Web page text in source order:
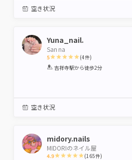
空き状況
Yuna_nail.
San na
5
1 2 3 4 5
(4件)
吉祥寺駅から徒歩2分
空き状況
midory.nails
MIDORIのネイル屋
4.9 (165件)